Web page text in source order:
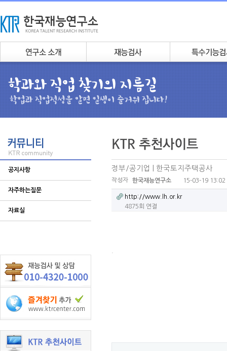
공지사항
자주하는질문
자료실
정부/공기업 | 한국토지주택공사
작성자 한국재능연구소 15-03-19 13:02
http://www.lh.or.kr
4875회 연결